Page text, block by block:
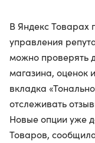
В Яндекс Товарах
управления
можно проверять
магазина, оценок
вкладка
отслеживать
Новые опции уже
Товаров,